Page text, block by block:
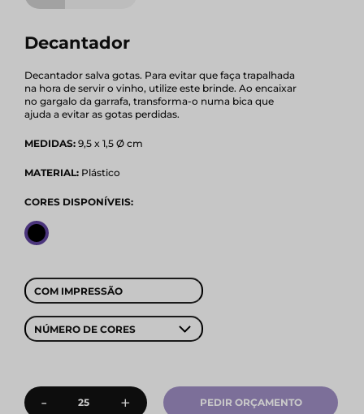
Decantador
Decantador salva gotas. Para evitar que faça trapalhada
na hora de servir o vinho, utilize este brinde. Ao encaixar
no gargalo da garrafa, transforma-o numa bica que
ajuda a evitar as gotas perdidas.
MEDIDAS: 9,5 x 1,5 Ø cm
MATERIAL: Plástico
CORES DISPONÍVEIS:
COM IMPRESSÃO
NÚMERO DE CORES
- + PEDIR ORÇAMENTO